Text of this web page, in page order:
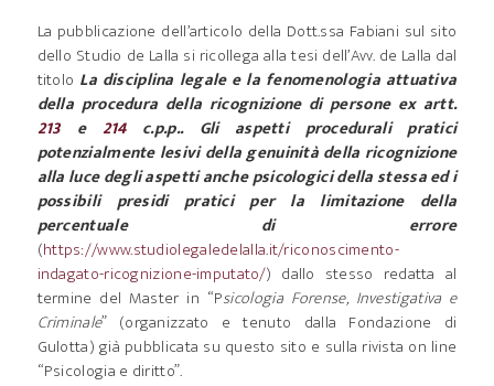
La pubblicazione dell’articolo della Dott.ssa Fabiani sul sito
dello Studio de Lalla si ricollega alla tesi dell’Avv. de Lalla dal
titolo La disciplina legale e la fenomenologia attuativa
della procedura della ricognizione di persone ex artt.
213e 214c.p.p.. Gli aspetti procedurali pratici
potenzialmente lesivi della genuinità della ricognizione
alla luce degli aspetti anche psicologici della stessa ed i
possibili presidi pratici per la limitazione della
percentuale di errore
(https://www.studiolegaledelalla.it/riconoscimento-
indagato-ricognizione-imputato/) dallo stesso redatta al
termine del Master in “Psicologia Forense, Investigativa e
Criminale” (organizzato e tenuto dalla Fondazione di
Gulotta) già pubblicata su questo sito e sulla rivista on line
“Psicologia e diritto”.